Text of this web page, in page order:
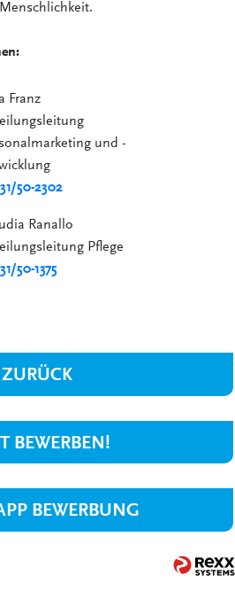
Franz
und -
50-2302
Ranallo
Pflege
50-1375
ZURÜCK
BEWERBEN!
BEWERBUNG